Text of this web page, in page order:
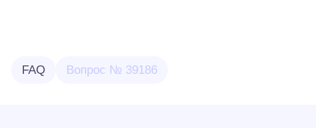
FAQ Вопрос № 39186